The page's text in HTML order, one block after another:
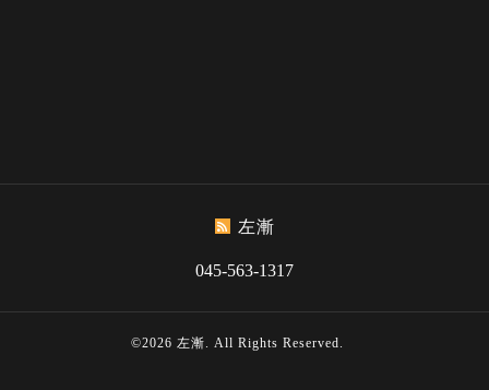
左漸
045-563-1317
©2026 左漸. All Rights Reserved.